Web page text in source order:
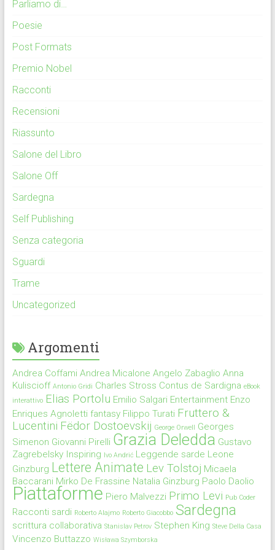
Parliamo di…
Poesie
Post Formats
Premio Nobel
Racconti
Recensioni
Riassunto
Salone del Libro
Salone Off
Sardegna
Self Publishing
Senza categoria
Sguardi
Trame
Uncategorized
Argomenti
Andrea Coffami Andrea Micalone Angelo Zabaglio Anna
Kuliscioff Antonio Gridi Charles Stross Contus de Sardigna eBook
interattivo Elias Portolu Emilio Salgari Entertainment Enzo
Enriques Agnoletti fantasy Filippo Turati Fruttero &
Lucentini Fëdor Dostoevskij George Orwell
Georges
Simenon Giovanni Pirelli Grazia Deledda Gustavo
Zagrebelsky Inspiring Ivo Andrić Leggende sarde Leone
Ginzburg Lettere Animate Lev Tolstoj Micaela
Baccarani Mirko De Frassine Natalia Ginzburg Paolo Daolio
Piattaforme Piero Malvezzi Primo Levi Pub Coder
Racconti sardi Roberto Alajmo Roberto Giacobbo Sardegna
scrittura collaborativa Stanislav Petrov Stephen King Steve Della Casa
Vincenzo Buttazzo Wisława Szymborska